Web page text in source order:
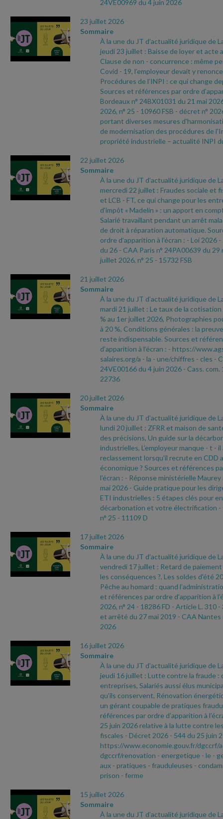
24VE00969 du 4 juin 2026
23 juillet 2026
Sommaire
À la une du JT d’actualité juridique de
jeudi 23 juillet : Baisse de loyer et acte
Clause de non - concurrence : même
Covid - 19, l’employeur devait y
Procédures de l’INPI : ce qui change
Sources et références par ordre
Bordeaux n° 24BX01031 du 21 mai
2026, n° 25 - 10960 FSB - décret n°
portant diverses mesures
de modernisation des procédures de
propriété industrielle – actualité INPI
22 juillet 2026
Sommaire
À la une du JT d’actualité juridique de
mercredi 22 juillet : Fraudes sociale et
et LCB - FT, ce qui change pour les
d'impôt « Madelin » : un apport en
Salarié travaillant pendant un arrêt
de droit à réparation automatique.
ordre d’apparition à l’écran : - Loi 2026 -
du 26 - CAA Paris n° 24PA00639 du 29
juillet 2026, n° 25 - 15732 FSB
21 juillet 2026
Sommaire
À la une du JT d’actualité juridique de
mardi 21 juillet : Le taux de la cotisation
% au 1er juillet 2026, Photographies
à 20 %, Conditions générales : la
reste indispensable. Sources et
d’apparition à l’écran : - https://
salaires.org/a - la - une/chiffres - cles -
24VE00166 du 4 juin 2026 - Cass. com.
22736
20 juillet 2026
Sommaire
À la une du JT d’actualité juridique de
lundi 20 juillet : ZFRR et maison de
des précisions, Un guide sur la
industrielles, L’employeur manque - t -
reclassement lorsqu'il recrute en CDD
économique ? Sources et références
l’écran : - Réponse ministérielle Maurey
mai 2026 - Guide pratique pour les
ETI industrielles : 5 étapes clés pour
décarbonation et votre électrification -
n° 25 - 11109 D
17 juillet 2026
Sommaire
À la une du JT d’actualité juridique de
vendredi 17 juillet : Retard de
les conséquences ?, Les soldes d'été
Pêche au homard : quand
et références par ordre d’apparition à
2026, n° 24 - 18286 FD - Article L. 310 -
et arrêté du 27 mai 2019 - CAA Nantes
2026
16 juillet 2026
Sommaire
À la une du JT d’actualité juridique de
jeudi 16 juillet : Lutte contre la fraude :
entreprises, Salariés aussi élus
qu'ils conservent, Rénovation
un gérant coupable de pratiques
références par ordre d’apparition à
25 juin 2026 relative à la lutte contre
fiscales - Décret 2026 - 544 du 25 juin
https://www.economie.gouv.fr/dgccrf/
dgccrf/renovation - energetique - le -
aux - pratiques - frauduleuses -
prison - ferme
15 juillet 2026
Sommaire
À la une du JT d’actualité juridique de